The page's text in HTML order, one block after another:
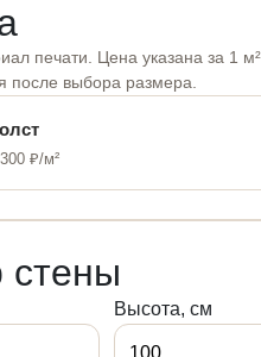
печати. Цена указана за 1
после выбора размера.
₽/м²
стены
Высота, см